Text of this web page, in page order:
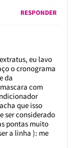
RESPONDER
eu lavo
o cronograma
da
com
que isso
ser considerado
pontas muito
a linha ): me